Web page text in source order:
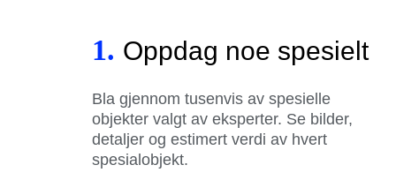
1. Oppdag noe spesielt
Bla gjennom tusenvis av spesielle
objekter valgt av eksperter. Se bilder,
detaljer og estimert verdi av hvert
spesialobjekt.